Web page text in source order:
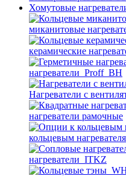
Хомутовые
миканитовые
керамические
нагреватели_Proff_BH
Нагреватели с
нагреватели рамочные
кольцевым
нагреватели_ITKZ